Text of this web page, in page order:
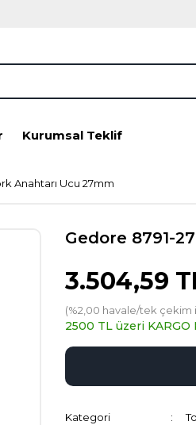
Kurumsal Teklif
Anahtarı Ucu 27mm
Gedore 8791-
3.504,59
(%2,00 havale/tek çekim
2500 TL üzeri KARGO
Kategori